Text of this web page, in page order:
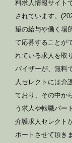
料求人情報サイト
されています。
望の給与や働く場
て応募することが
れている求人を取
バイザーが、無料
人セレクトには介
ており、その中か
う求人や転職パー
介護求人セレクト
ポートさせて頂き